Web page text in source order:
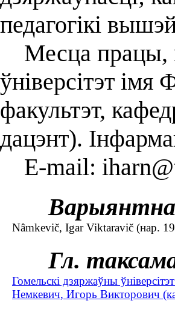
педагогікі
Месца працы,
ўніверсітэт
факультэт,
дацэнт).
E-mail:
Nâmkevič, Igar Viktaravič (нар.
Гл.
Гомельскі дзяржаўны
Немкевич, Игорь Викторович